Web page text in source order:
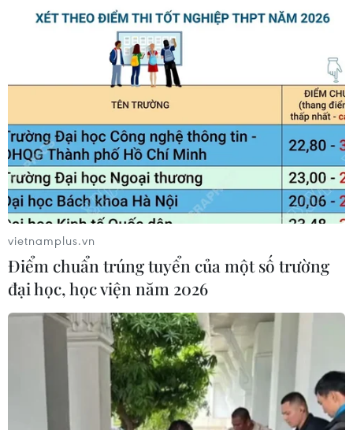
vietnamplus.vn
Điểm chuẩn trúng tuyển của một số trường
đại học, học viện năm 2026